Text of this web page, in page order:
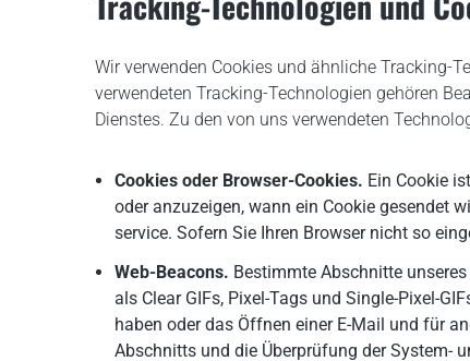
Wir verwenden Cookies und ähnliche Tracking-
verwendeten Tracking-Technologien gehören
Dienstes. Zu den von uns verwendeten
Cookies oder Browser-Cookies. Ein Cookie
oder anzuzeigen, wann ein Cookie gesendet
service. Sofern Sie Ihren Browser nicht so
Web-Beacons. Bestimmte Abschnitte
als Clear GIFs, Pixel-Tags und Single-Pixel-
haben oder das Öffnen einer E-Mail und für
Abschnitts und die Überprüfung der System-